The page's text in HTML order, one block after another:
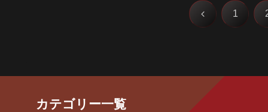
前 1
カテゴリー一覧